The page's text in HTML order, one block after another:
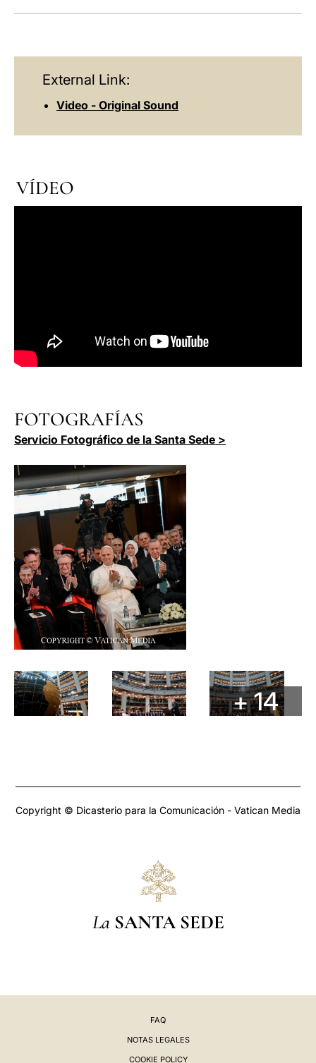
External Link:
Video - Original Sound
VÍDEO
FOTOGRAFÍAS
Servicio Fotográfico de la Santa Sede >
+ 14
Copyright © Dicasterio para la Comunicación - Vatican Media
La SANTA SEDE
FAQ
NOTAS LEGALES
COOKIE POLICY